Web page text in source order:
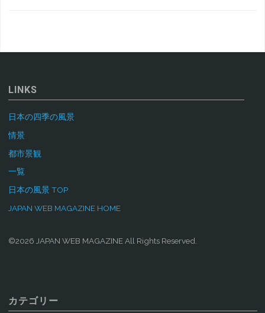
LINKS
日本の四季の風景
情景
都市景観
一覧
日本の風景 TOP
JAPAN WEB MAGAZINE HOME
©2026 JAPAN WEB MAGAZINE All Rights Reserved.
カテゴリー